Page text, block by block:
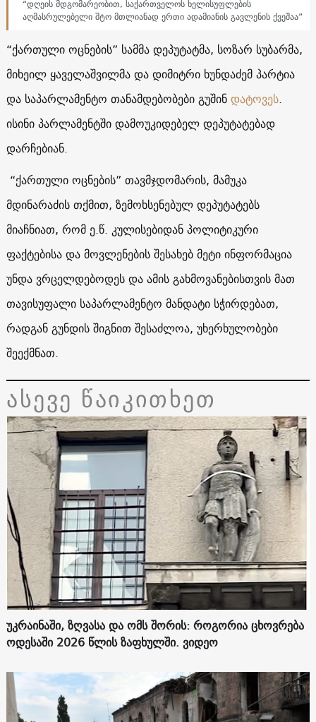
“დღეის მდგომარეობით, საქართველოს ხელისუფლების
აღმასრულებელი შტო მთლიანად ერთი ადამიანის გავლენის ქვეშაა”
“ქართული ოცნების” სამმა დეპუტატმა, სოზარ სუბარმა,
მიხეილ ყაველაშვილმა და დიმიტრი ხუნდაძემ პარტია
და საპარლამენტო თანამდებობები გუშინდატოვეს.
ისინი პარლამენტში დამოუკიდებელ დეპუტატებად
დარჩებიან.
“ქართული ოცნების” თავმჯდომარის, მამუკა
მდინარაძის თქმით, ზემოხსენებულ დეპუტატებს
მიაჩნიათ, რომ ე.წ. კულისებიდან პოლიტიკური
ფაქტებისა და მოვლენების შესახებ მეტი ინფორმაცია
უნდა ვრცელდებოდეს და ამის გახმოვანებისთვის მათ
თავისუფალი საპარლამენტო მანდატი სჭირდებათ,
რადგან გუნდის შიგნით შესაძლოა, უხერხულობები
შეექმნათ.
ასევე წაიკითხეთ
უკრაინაში, ზღვასა და ომს შორის: როგორია ცხოვრება
ოდესაში 2026 წლის ზაფხულში. ვიდეო